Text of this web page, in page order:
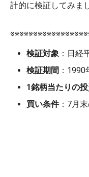
計的に検証してみま
検証対象：日経
検証期間 ：
1銘柄当たりの
買い条件：7月